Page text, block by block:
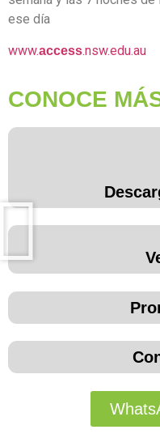
ese día
www.access.nsw.edu.au
CONOCE